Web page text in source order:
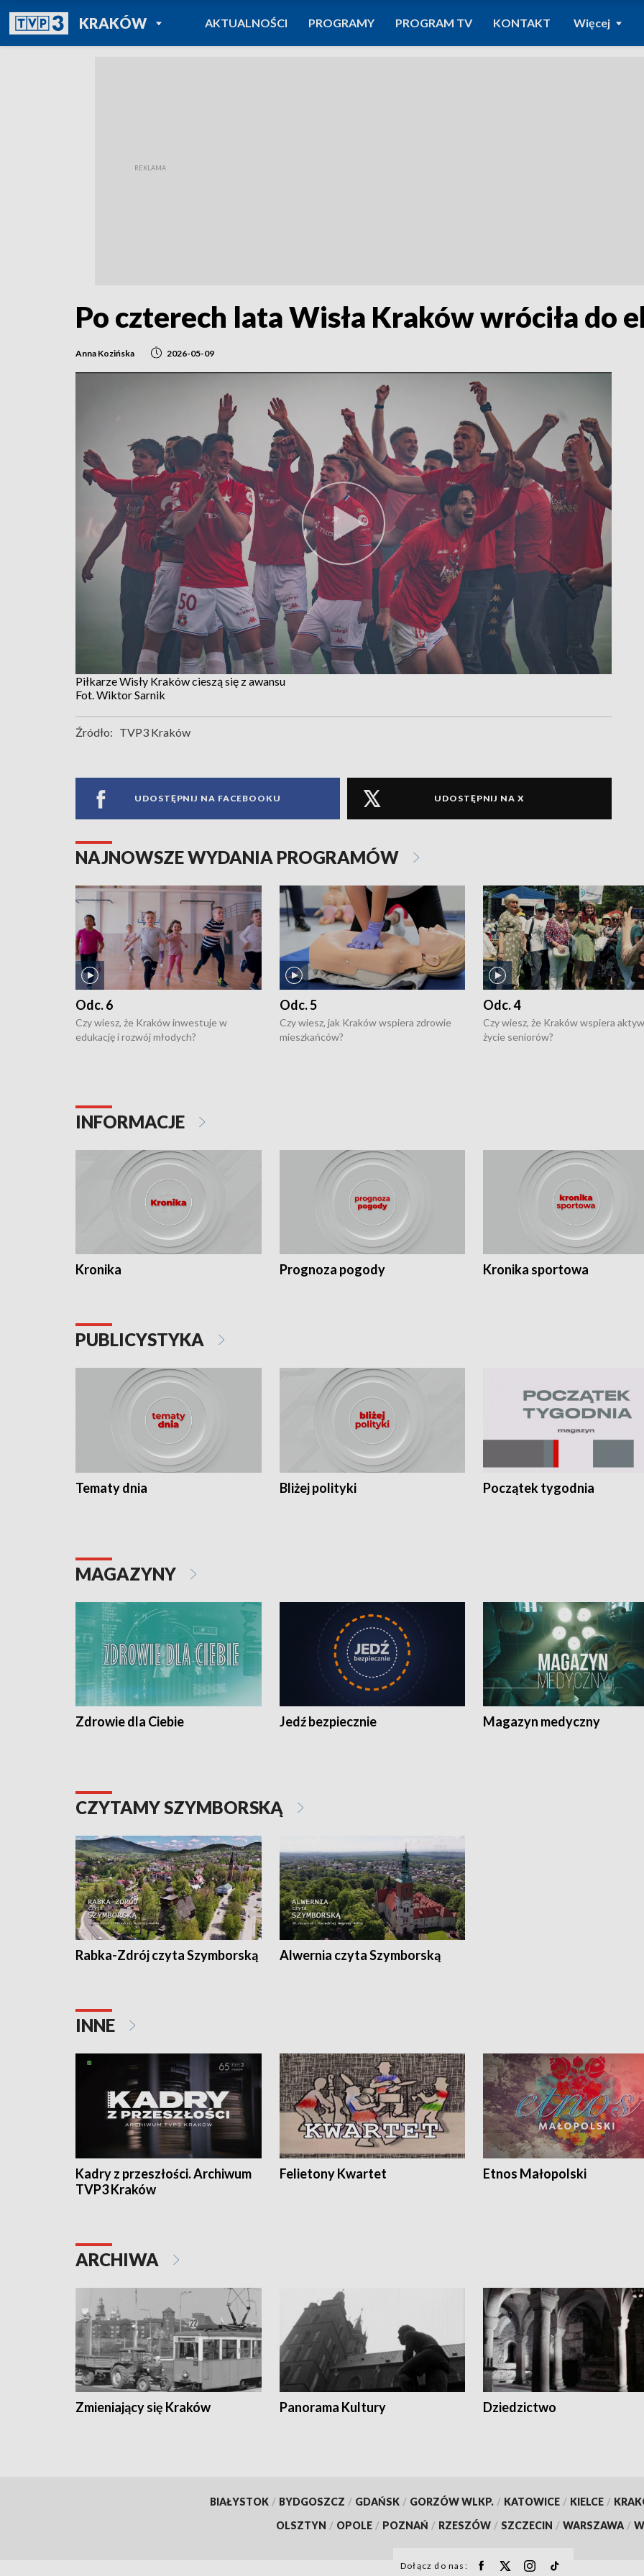
KRAKÓWPOWRÓT DO
TVP REGIONY
AKTUALNOŚCI PROGRAMY PROGRAM TV KONTAKT Więcej
Po czterech lata Wisła Kraków wróciła do
Anna Kozińska 2026-05-09
Piłkarze Wisły Kraków cieszą się z awansu
Fot. Wiktor Sarnik
Źródło: TVP3 Kraków
UDOSTĘPNIJ NA FACEBOOKU UDOSTĘPNIJ NA X
NAJNOWSZE WYDANIA PROGRAMÓW
Odc. 6
Czy wiesz, że Kraków inwestuje w
edukację i rozwój młodych?
Odc. 5
Czy wiesz, jak Kraków wspiera zdrowie
mieszkańców?
Odc. 4
Czy wiesz, że Kraków wspiera
życie seniorów?
INFORMACJE
Kronika Prognoza pogody Kronika sportowa
PUBLICYSTYKA
Tematy dnia Bliżej polityki Początek tygodnia
MAGAZYNY
Zdrowie dla Ciebie Jedź bezpiecznie Magazyn medyczny
CZYTAMY SZYMBORSKĄ
Rabka-Zdrój czyta Szymborską Alwernia czyta Szymborską
INNE
Kadry z przeszłości. Archiwum
TVP3 Kraków
Felietony Kwartet Etnos Małopolski
ARCHIWA
Zmieniający się Kraków Panorama Kultury Dziedzictwo
BIAŁYSTOK / BYDGOSZCZ / GDAŃSK / GORZÓW WLKP. / KATOWICE / KIELCE /
OLSZTYN / OPOLE / POZNAŃ / RZESZÓW / SZCZECIN / WARSZAWA /
Dołącz do nas: